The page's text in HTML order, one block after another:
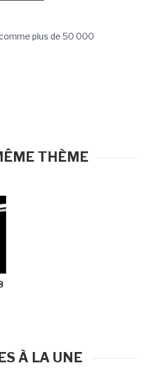
plus de 50 000
THÈME
À LA UNE